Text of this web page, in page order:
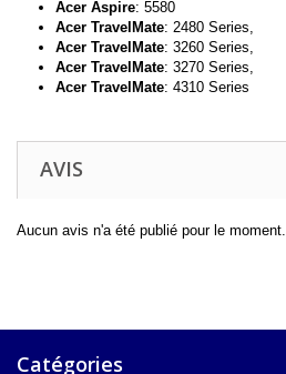
Acer Aspire: 5580
Acer TravelMate: 2480 Series,
Acer TravelMate: 3260 Series,
Acer TravelMate: 3270 Series,
Acer TravelMate: 4310 Series
AVIS
Aucun avis n'a été publié pour le moment.
Catégories